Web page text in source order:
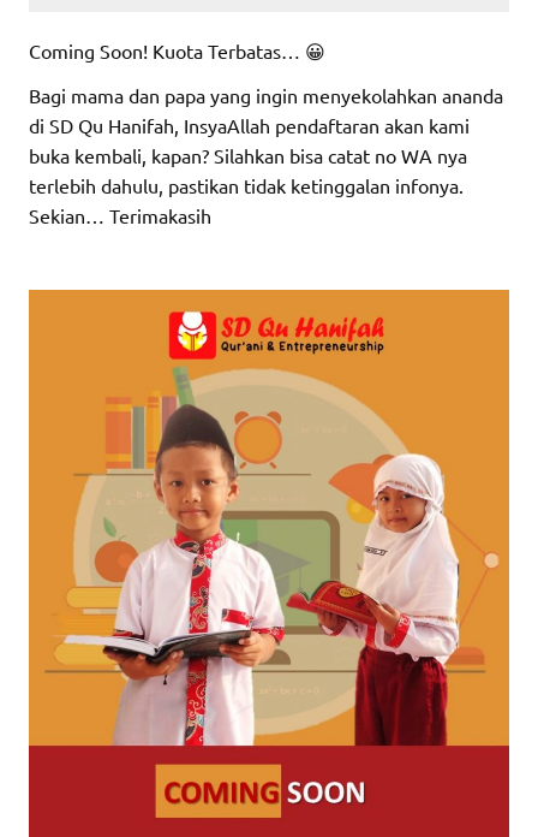
Coming Soon! Kuota Terbatas… 😀
Bagi mama dan papa yang ingin menyekolahkan ananda
di SD Qu Hanifah, InsyaAllah pendaftaran akan kami
buka kembali, kapan? Silahkan bisa catat no WA nya
terlebih dahulu, pastikan tidak ketinggalan infonya.
Sekian… Terimakasih